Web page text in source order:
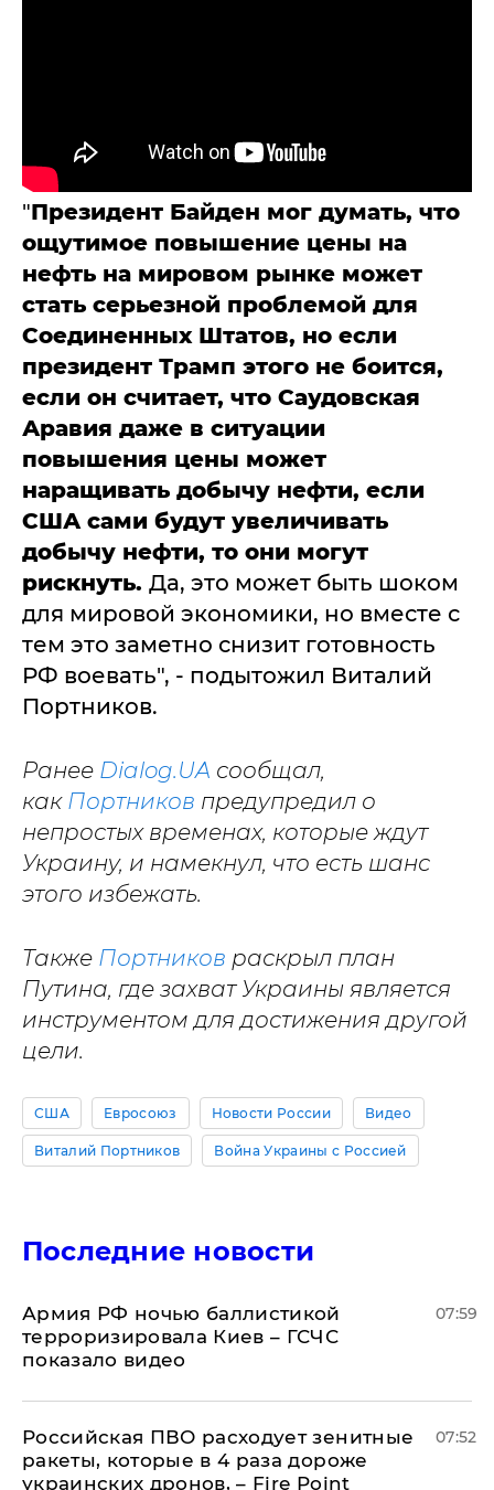
"Президент Байден мог думать, что
ощутимое повышение цены на
нефть на мировом рынке может
стать серьезной проблемой для
Соединенных Штатов, но если
президент Трамп этого не боится,
если он считает, что Саудовская
Аравия даже в ситуации
повышения цены может
наращивать добычу нефти, если
США сами будут увеличивать
добычу нефти, то они могут
рискнуть. Да, это может быть шоком
для мировой экономики, но вместе с
тем это заметно снизит готовность
РФ воевать", - подытожил Виталий
Портников.
Ранее Dialog.UA сообщал,
как Портников предупредил о
непростых временах, которые ждут
Украину, и намекнул, что есть шанс
этого избежать.
Также Портников раскрыл план
Путина, где захват Украины является
инструментом для достижения другой
цели.
США Евросоюз Новости России Видео
Виталий Портников Война Украины с Россией
Последние новости
Армия РФ ночью баллистикой
терроризировала Киев – ГСЧС
показало видео
07:59
Российская ПВО расходует зенитные
ракеты, которые в 4 раза дороже
украинских дронов, – Fire Point
07:52